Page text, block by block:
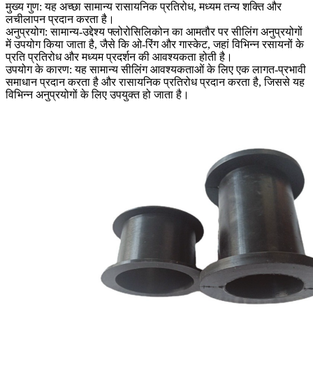
मुख्य गुण: यह अच्छा सामान्य रासायनिक प्रतिरोध, मध्यम तन्य शक्ति और
लचीलापन प्रदान करता है।
अनुप्रयोग: सामान्य-उद्देश्य फ्लोरोसिलिकोन का आमतौर पर सीलिंग अनुप्रयोगों
में उपयोग किया जाता है, जैसे कि ओ-रिंग और गास्केट, जहां विभिन्न रसायनों के
प्रति प्रतिरोध और मध्यम प्रदर्शन की आवश्यकता होती है।
उपयोग के कारण: यह सामान्य सीलिंग आवश्यकताओं के लिए एक लागत-प्रभावी
समाधान प्रदान करता है और रासायनिक प्रतिरोध प्रदान करता है, जिससे यह
विभिन्न अनुप्रयोगों के लिए उपयुक्त हो जाता है।